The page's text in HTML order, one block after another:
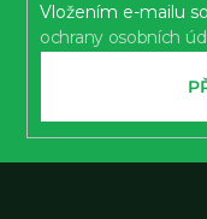
Vložením e-mailu
ochrany osobních